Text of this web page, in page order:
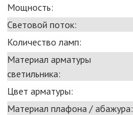
Мощность:
Световой поток:
Количество ламп:
Материал арматуры
светильника:
Цвет арматуры:
Материал плафона / абажура: